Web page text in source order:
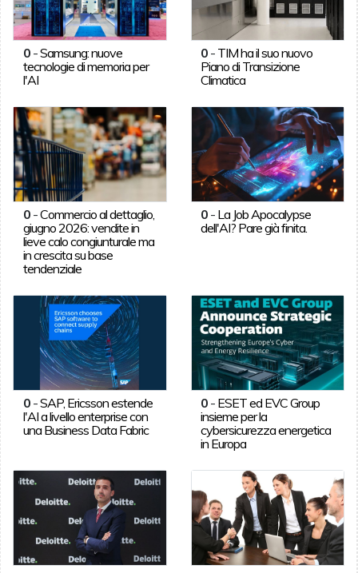
0-Samsung: nuove
tecnologie di memoria per
l'AI
0 - TIM ha il suo nuovo
Piano di Transizione
Climatica
0-Commercio al dettaglio,
giugno 2026: vendite in
lieve calo congiunturale ma
in crescita su base
tendenziale
0 - La Job Apocalypse
dell'AI? Pare già finita.
0-SAP, Ericsson estende
l'AI a livello enterprise con
una Business Data Fabric
0 - ESET ed EVC Group
insieme per la
cybersicurezza energetica
in Europa